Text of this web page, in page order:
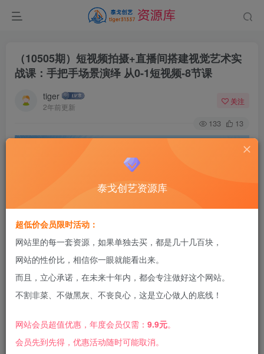
（10505期）短视频拍摄+直播间搭建视觉艺术实
战课：手把手场景演绎 从0-1短视频-8节课
tiger
2年前更新
关注
133 13
抖音短视频和直播间你是否遇到这些问题?
泰戈创艺资源库
超低价会员限时活动：
网站里的每一套资源，如果单独去买，都是几十几百块，
网站的性价比，相信你一眼就能看出来。
而且，立心承诺，在未来十年内，都会专注做好这个网站。
不割非菜、不做黑灰、不丧良心，这是立心做人的底线！
网站会员超值优惠，年度会员仅需： 9.9元。
会员先到先得，优惠活动随时可能取消。